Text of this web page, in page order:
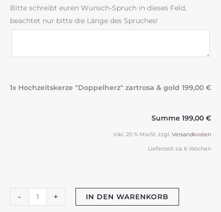
Bitte schreibt euren Wunsch-Spruch in dieses Feld,
beachtet nur bitte die Länge des Spruches!
1x Hochzeitskerze "Doppelherz" zartrosa & gold 199,00 €
Summe 199,00 €
inkl. 20 % MwSt. zzgl. Versandkosten
Lieferzeit: ca. 6 Wochen
-
Hochzeitskerze
"Doppelherz"
+ IN DEN WARENKORB